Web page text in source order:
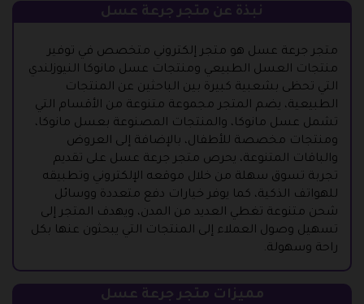
نبذة عن متجر جرعة عسل
متجر جرعة عسل هو متجر إلكتروني متخصص في توفير
منتجات العسل الطبيعي ومنتجات عسل مانوكا النيوزلندي
التي تحظى بشعبية كبيرة بين الباحثين عن المنتجات
الطبيعية، يضم المتجر مجموعة متنوعة من الأقسام التي
تشمل عسل مانوكا، والمنتجات المصنوعة بعسل مانوكا،
ومنتجات مخصصة للأطفال، بالإضافة إلى العروض
والباقات المتنوعة، يحرص متجر جرعة عسل على تقديم
تجربة تسوق سهلة من خلال موقعه الإلكتروني وتطبيقه
للهواتف الذكية، كما يوفر خيارات دفع متعددة ووسائل
شحن متنوعة تغطي العديد من المدن، ويهدف المتجر إلى
تسهيل وصول العملاء إلى المنتجات التي يبحثون عنها بكل
راحة وسهولة.
مميزات متجر جرعة عسل